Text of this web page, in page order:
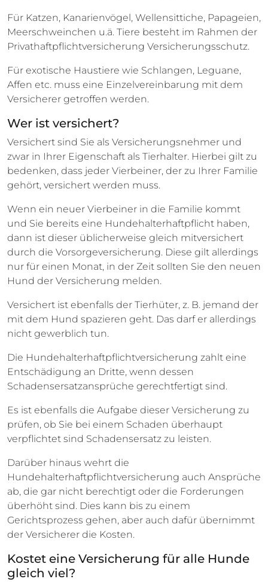
Für Katzen, Kanarienvögel, Wellensittiche, Papageien,
Meerschweinchen u.ä. Tiere besteht im Rahmen der
Privathaftpflichtversicherung Versicherungsschutz.
Für exotische Haustiere wie Schlangen, Leguane,
Affen etc. muss eine Einzelvereinbarung mit dem
Versicherer getroffen werden.
Wer ist versichert?
Versichert sind Sie als Versicherungsnehmer und
zwar in Ihrer Eigenschaft als Tierhalter. Hierbei gilt zu
bedenken, dass jeder Vierbeiner, der zu Ihrer Familie
gehört, versichert werden muss.
Wenn ein neuer Vierbeiner in die Familie kommt
und Sie bereits eine Hundehalterhaftpflicht haben,
dann ist dieser üblicherweise gleich mitversichert
durch die Vorsorgeversicherung. Diese gilt allerdings
nur für einen Monat, in der Zeit sollten Sie den neuen
Hund der Versicherung melden.
Versichert ist ebenfalls der Tierhüter, z. B. jemand der
mit dem Hund spazieren geht. Das darf er allerdings
nicht gewerblich tun.
Die Hundehalterhaftpflichtversicherung zahlt eine
Entschädigung an Dritte, wenn dessen
Schadensersatzansprüche gerechtfertigt sind.
Es ist ebenfalls die Aufgabe dieser Versicherung zu
prüfen, ob Sie bei einem Schaden überhaupt
verpflichtet sind Schadensersatz zu leisten.
Darüber hinaus wehrt die
Hundehalterhaftpflichtversicherung auch Ansprüche
ab, die gar nicht berechtigt oder die Forderungen
überhöht sind. Dies kann bis zu einem
Gerichtsprozess gehen, aber auch dafür übernimmt
der Versicherer die Kosten.
Kostet eine Versicherung für alle Hunde
gleich viel?